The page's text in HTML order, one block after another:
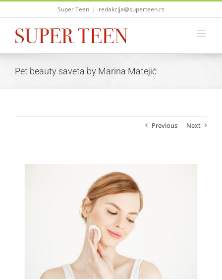
Skip
Super Teen | redakcija@superteen.rs
Pet beauty saveta by Marina Matejić
Previous Next